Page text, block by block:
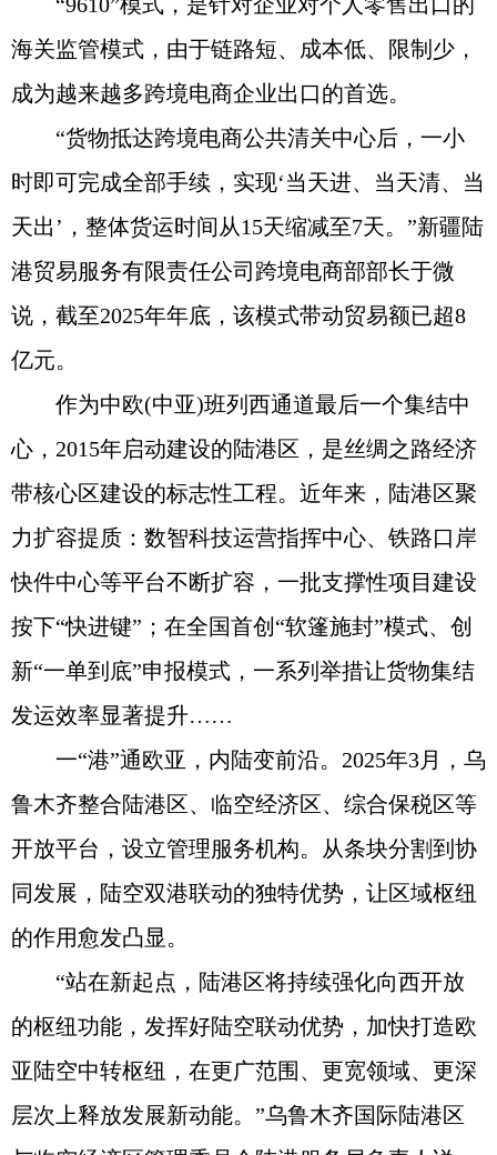
海关监管模式，由于链路短、成本低、限制少，
成为越来越多跨境电商企业出口的首选。
“货物抵达跨境电商公共清关中心后，一小
时即可完成全部手续，实现‘当天进、当天清、当
天出’，整体货运时间从15天缩减至7天。”新疆陆
港贸易服务有限责任公司跨境电商部部长于微
说，截至2025年年底，该模式带动贸易额已超8
亿元。
作为中欧(中亚)班列西通道最后一个集结中
心，2015年启动建设的陆港区，是丝绸之路经济
带核心区建设的标志性工程。近年来，陆港区聚
力扩容提质：数智科技运营指挥中心、铁路口岸
快件中心等平台不断扩容，一批支撑性项目建设
按下“快进键”；在全国首创“软篷施封”模式、创
新“一单到底”申报模式，一系列举措让货物集结
发运效率显著提升……
一“港”通欧亚，内陆变前沿。2025年3月，乌
鲁木齐整合陆港区、临空经济区、综合保税区等
开放平台，设立管理服务机构。从条块分割到协
同发展，陆空双港联动的独特优势，让区域枢纽
的作用愈发凸显。
“站在新起点，陆港区将持续强化向西开放
的枢纽功能，发挥好陆空联动优势，加快打造欧
亚陆空中转枢纽，在更广范围、更宽领域、更深
层次上释放发展新动能。”乌鲁木齐国际陆港区